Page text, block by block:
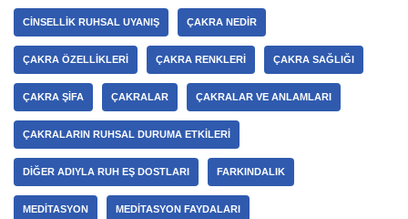
CINSELLIK RUHSAL UYANIŞ ÇAKRA NEDIR
ÇAKRA ÖZELLIKLERI ÇAKRA RENKLERI ÇAKRA SAĞLIĞI
ÇAKRA ŞIFA ÇAKRALAR ÇAKRALAR VE ANLAMLARI
ÇAKRALARIN RUHSAL DURUMA ETKILERI
DIĞER ADIYLA RUH EŞ DOSTLARI FARKINDALIK
MEDITASYON MEDITASYON FAYDALARI